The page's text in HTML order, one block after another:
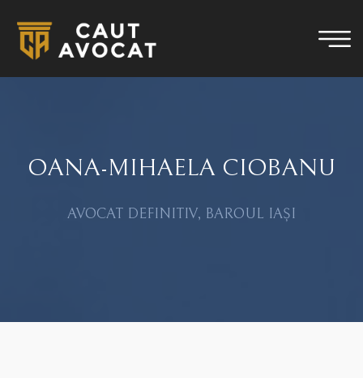
OANA-MIHAELA CIOBANU
AVOCAT DEFINITIV, BAROUL IAȘI